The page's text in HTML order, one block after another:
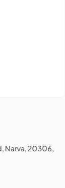
Narva, 20306,